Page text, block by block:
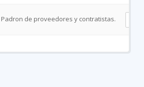
Padron de proveedores y contratistas.